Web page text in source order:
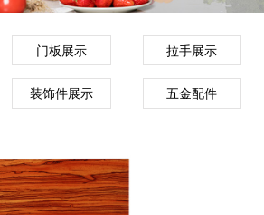
门板展示 拉手展示
装饰件展示 五金配件